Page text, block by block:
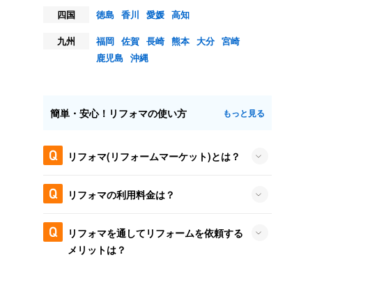
四国
徳島 香川 愛媛 高知
九州
福岡 佐賀 長崎 熊本 大分 宮崎
鹿児島 沖縄
簡単・安心！リフォマの使い方 もっと見る
リフォマ(リフォームマーケット)とは？
リフォマの利用料金は？
リフォマを通してリフォームを依頼する
メリットは？